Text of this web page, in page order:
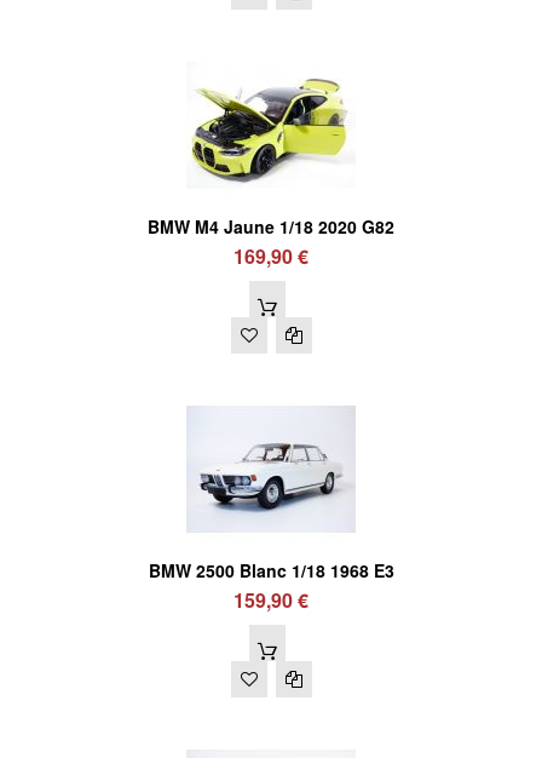
BMW M4 Jaune 1/18 2020 G82
169,90 €
BMW 2500 Blanc 1/18 1968 E3
159,90 €